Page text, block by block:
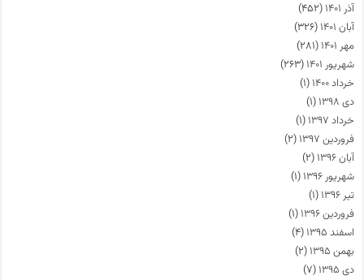
آذر ۱۴۰۱
(۴۵۲)
آبان ۱۴۰۱
(۳۲۶)
مهر ۱۴۰۱
(۲۸۱)
شهریور ۱۴۰۱
(۲۶۳)
خرداد ۱۴۰۰
(۱)
دی ۱۳۹۸
(۱)
خرداد ۱۳۹۷
(۱)
فروردین ۱۳۹۷
(۲)
آبان ۱۳۹۶
(۲)
شهریور ۱۳۹۶
(۱)
تیر ۱۳۹۶
(۱)
فروردین ۱۳۹۶
(۱)
اسفند ۱۳۹۵
(۴)
بهمن ۱۳۹۵
(۲)
دی ۱۳۹۵
(۷)